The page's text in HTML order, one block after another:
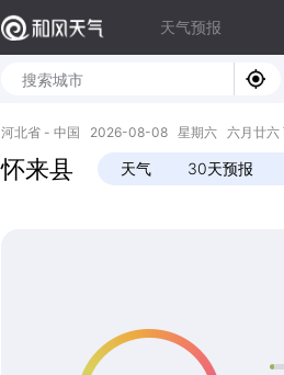
天气预报
河北省 - 中国 2026-08-08 星期六 六月廿六
怀来县 天气 30天预报